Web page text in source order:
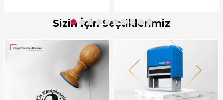
Sizin İçin Seçtiklerimiz